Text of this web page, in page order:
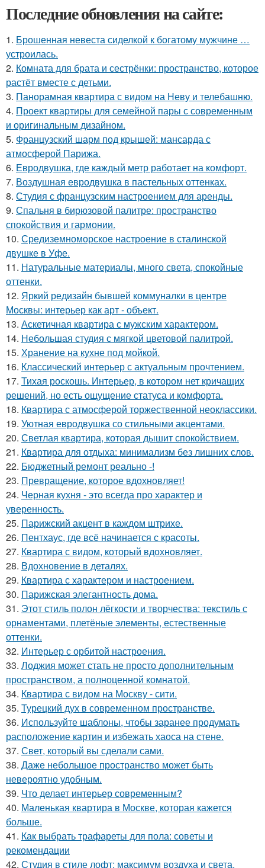
Последние обновления на сайте:
1. Брошенная невеста сиделкой к богатому мужчине …
устроилась.
2. Комната для брата и сестрёнки: пространство, которое
растёт вместе с детьми.
3. Панорамная квартира с видом на Неву и телебашню.
4. Проект квартиры для семейной пары с современным
и оригинальным дизайном.
5. Французский шарм под крышей: мансарда с
атмосферой Парижа.
6. Евродвушка, где каждый метр работает на комфорт.
7. Воздушная евродвушка в пастельных оттенках.
8. Студия с французским настроением для аренды.
9. Спальня в бирюзовой палитре: пространство
спокойствия и гармонии.
10. Средиземноморское настроение в сталинской
двушке в Уфе.
11. Натуральные материалы, много света, спокойные
оттенки.
12. Яркий редизайн бывшей коммуналки в центре
Москвы: интерьер как арт - объект.
13. Аскетичная квартира с мужским характером.
14. Небольшая студия с мягкой цветовой палитрой.
15. Хранение на кухне под мойкой.
16. Классический интерьер с актуальным прочтением.
17. Тихая роскошь. Интерьер, в котором нет кричащих
решений, но есть ощущение статуса и комфорта.
18. Квартира с атмосферой торжественной неоклассики.
19. Уютная евродвушка со стильными акцентами.
20. Светлая квартира, которая дышит спокойствием.
21. Квартира для отдыха: минимализм без лишних слов.
22. Бюджетный ремонт реально -!
23. Превращение, которое вдохновляет!
24. Черная кухня - это всегда про характер и
уверенность.
25. Парижский акцент в каждом штрихе.
26. Пентхаус, где всё начинается с красоты.
27. Квартира с видом, который вдохновляет.
28. Вдохновение в деталях.
29. Квартира с характером и настроением.
30. Парижская элегантность дома.
31. Этот стиль полон лёгкости и творчества: текстиль с
орнаментами, плетёные элементы, естественные
оттенки.
32. Интерьер с орбитой настроения.
33. Лоджия может стать не просто дополнительным
пространством, а полноценной комнатой.
34. Квартира с видом на Москву - сити.
35. Турецкий дух в современном пространстве.
36. Используйте шаблоны, чтобы заранее продумать
расположение картин и избежать хаоса на стене.
37. Свет, который вы сделали сами.
38. Даже небольшое пространство может быть
невероятно удобным.
39. Что делает интерьер современным?
40. Маленькая квартира в Москве, которая кажется
больше.
41. Как выбрать трафареты для пола: советы и
рекомендации
42. Студия в стиле лофт: максимум воздуха и света.